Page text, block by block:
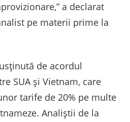
a declarat
pe materii prime la
de acordul
SUA şi Vietnam, care
tarife de 20% pe multe
Analiştii de la